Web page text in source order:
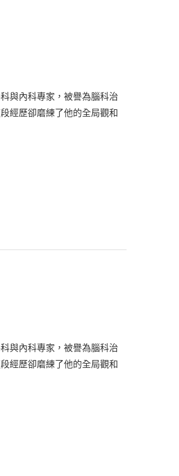
與內科專家，被譽為腦科治
經歷卻磨練了他的全局觀和
與內科專家，被譽為腦科治
經歷卻磨練了他的全局觀和